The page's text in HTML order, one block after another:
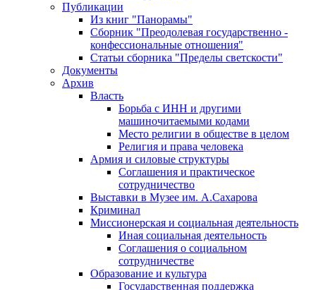
Публикации
Из книг "Панорамы"
Сборник "Преодолевая государственно -
конфессиональные отношения"
Статьи сборника "Пределы светскости"
Документы
Архив
Власть
Борьба с ИНН и другими
машиночитаемыми кодами
Место религии в обществе в целом
Религия и права человека
Армия и силовые структуры
Соглашения и практическое
сотрудничество
Выставки в Музее им. А.Сахарова
Криминал
Миссионерская и социальная деятельность
Иная социальная деятельность
Соглашения о социальном
сотрудничестве
Образование и культура
Государственная поддержка